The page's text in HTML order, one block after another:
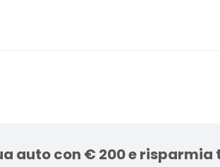
auto con € 200 e risparmia